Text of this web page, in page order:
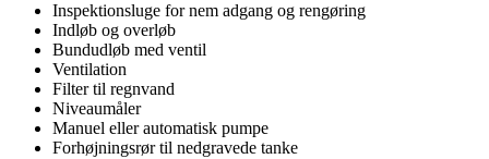
Inspektionsluge for nem adgang og rengøring
Indløb og overløb
Bundudløb med ventil
Ventilation
Filter til regnvand
Niveaumåler
Manuel eller automatisk pumpe
Forhøjningsrør til nedgravede tanke